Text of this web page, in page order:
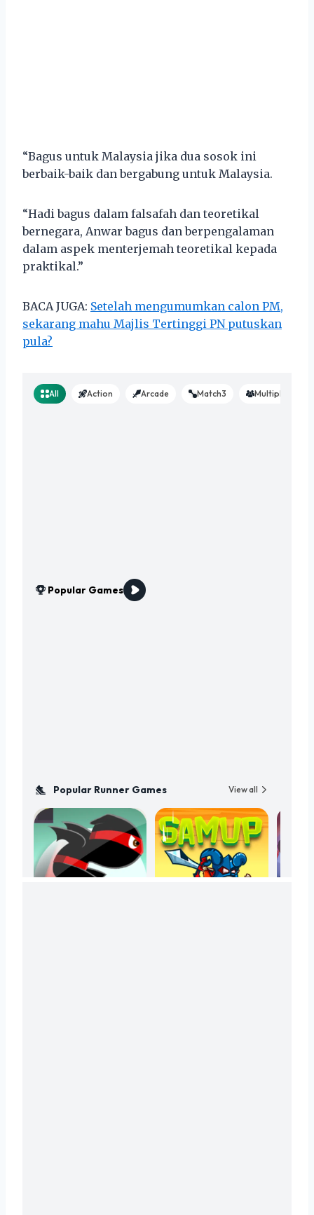
“Bagus untuk Malaysia jika dua sosok ini
berbaik-baik dan bergabung untuk Malaysia.
“Hadi bagus dalam falsafah dan teoretikal
bernegara, Anwar bagus dan berpengalaman
dalam aspek menterjemah teoretikal kepada
praktikal.”
BACA JUGA: Setelah mengumumkan calon PM,
sekarang mahu Majlis Tertinggi PN putuskan
pula?